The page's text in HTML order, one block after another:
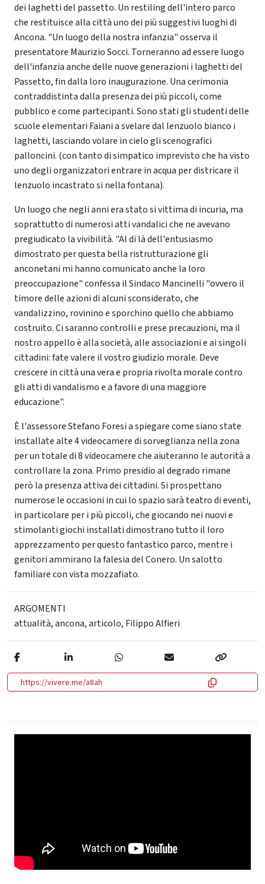
dei laghetti del passetto. Un restiling dell'intero parco
che restituisce alla città uno dei più suggestivi luoghi di
Ancona. "Un luogo della nostra infanzia" osserva il
presentatore Maurizio Socci. Torneranno ad essere luogo
dell'infanzia anche delle nuove generazioni i laghetti del
Passetto, fin dalla loro inaugurazione. Una cerimonia
contraddistinta dalla presenza dei più piccoli, come
pubblico e come partecipanti. Sono stati gli studenti delle
scuole elementari Faiani a svelare dal lenzuolo bianco i
laghetti, lasciando volare in cielo gli scenografici
palloncini. (con tanto di simpatico imprevisto che ha visto
uno degli organizzatori entrare in acqua per districare il
lenzuolo incastrato si nella fontana).
Un luogo che negli anni era stato si vittima di incuria, ma
soprattutto di numerosi atti vandalici che ne avevano
pregiudicato la vivibilità. "Al di là dell'entusiasmo
dimostrato per questa bella ristrutturazione gli
anconetani mi hanno comunicato anche la loro
preoccupazione" confessa il Sindaco Mancinelli "ovvero il
timore delle azioni di alcuni sconsiderato, che
vandalizzino, rovinino e sporchino quello che abbiamo
costruito. Ci saranno controlli e prese precauzioni, ma il
nostro appello è alla società, alle associazioni e ai singoli
cittadini: fate valere il vostro giudizio morale. Deve
crescere in città una vera e propria rivolta morale contro
gli atti di vandalismo e a favore di una maggiore
educazione".
È l'assessore Stefano Foresi a spiegare come siano state
installate alte 4 videocamere di sorveglianza nella zona
per un totale di 8 videocamere che aiuteranno le autorità a
controllare la zona. Primo presidio al degrado rimane
però la presenza attiva dei cittadini. Si prospettano
numerose le occasioni in cui lo spazio sarà teatro di eventi,
in particolare per i più piccoli, che giocando nei nuovi e
stimolanti giochi installati dimostrano tutto il loro
apprezzamento per questo fantastico parco, mentre i
genitori ammirano la falesia del Conero. Un salotto
familiare con vista mozzafiato.
ARGOMENTI
attualità,ancona,articolo, Filippo Alfieri
https://vivere.me/a8ah